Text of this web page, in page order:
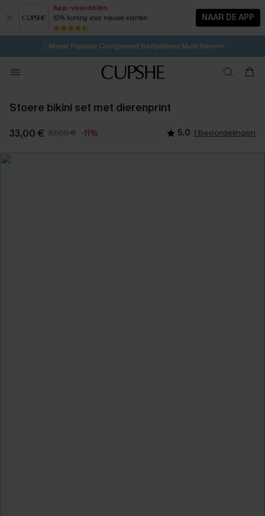
App-voordelen
10% korting voor nieuwe klanten NAAR DE APP
⚡️LAATSTE KANS | Tot 50% korting>>
🩱Meest Populair Corrigerend Badpakken| Must Have>>
💌Abonneer je & ontvang tot 15% korting>>
Koop 3, krijg 15% korting | CODE: SW15
Stoere bikini set met dierenprint
33,00 € 37,00 € -11% 5.0 1 Beoordelingen